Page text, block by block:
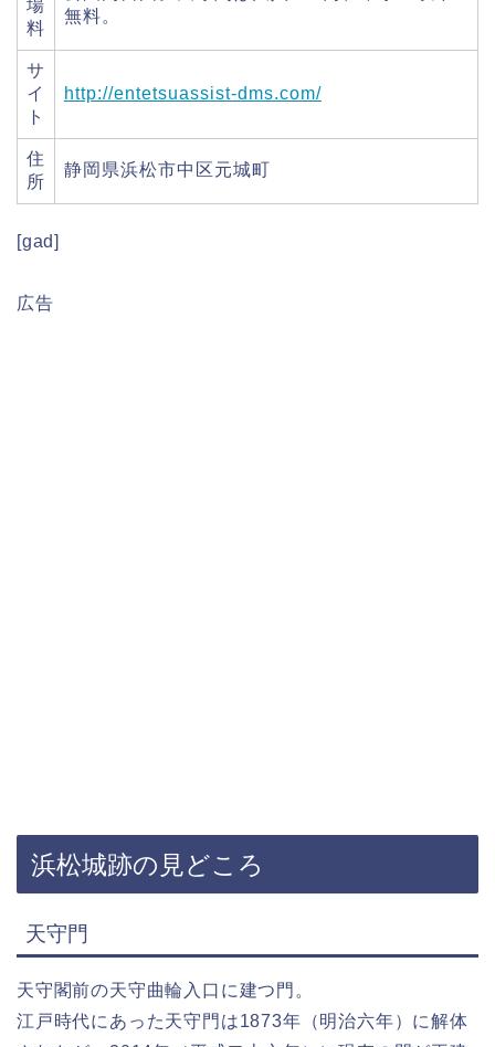
場
料
無料。
サ
イ
ト
http://entetsuassist-dms.com/
住
所
静岡県浜松市中区元城町
[gad]
広告
浜松城跡の見どころ
天守門
天守閣前の天守曲輪入口に建つ門。
江戸時代にあった天守門は1873年（明治六年）に解体